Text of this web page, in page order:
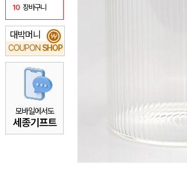
10 장바구니
대박머니
COUPON SHOP
₩
모바일에서도
세종기프트